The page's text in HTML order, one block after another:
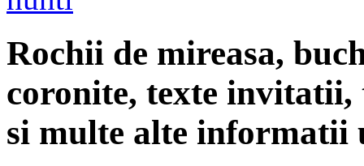
Rochii de mireasa,
coronite, texte
si multe alte informatii